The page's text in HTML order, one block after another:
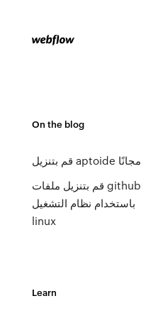
On the blog
قم بتنزيل aptoide مجانًا
قم بتنزيل ملفات github
باستخدام نظام التشغيل
linux
Learn